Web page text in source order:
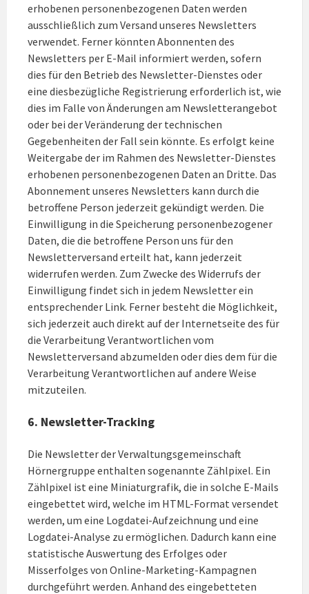
erhobenen personenbezogenen Daten werden
ausschließlich zum Versand unseres Newsletters
verwendet. Ferner könnten Abonnenten des
Newsletters per E-Mail informiert werden, sofern
dies für den Betrieb des Newsletter-Dienstes oder
eine diesbezügliche Registrierung erforderlich ist, wie
dies im Falle von Änderungen am Newsletterangebot
oder bei der Veränderung der technischen
Gegebenheiten der Fall sein könnte. Es erfolgt keine
Weitergabe der im Rahmen des Newsletter-Dienstes
erhobenen personenbezogenen Daten an Dritte. Das
Abonnement unseres Newsletters kann durch die
betroffene Person jederzeit gekündigt werden. Die
Einwilligung in die Speicherung personenbezogener
Daten, die die betroffene Person uns für den
Newsletterversand erteilt hat, kann jederzeit
widerrufen werden. Zum Zwecke des Widerrufs der
Einwilligung findet sich in jedem Newsletter ein
entsprechender Link. Ferner besteht die Möglichkeit,
sich jederzeit auch direkt auf der Internetseite des für
die Verarbeitung Verantwortlichen vom
Newsletterversand abzumelden oder dies dem für die
Verarbeitung Verantwortlichen auf andere Weise
mitzuteilen.
6. Newsletter-Tracking
Die Newsletter der Verwaltungsgemeinschaft
Hörnergruppe enthalten sogenannte Zählpixel. Ein
Zählpixel ist eine Miniaturgrafik, die in solche E-Mails
eingebettet wird, welche im HTML-Format versendet
werden, um eine Logdatei-Aufzeichnung und eine
Logdatei-Analyse zu ermöglichen. Dadurch kann eine
statistische Auswertung des Erfolges oder
Misserfolges von Online-Marketing-Kampagnen
durchgeführt werden. Anhand des eingebetteten